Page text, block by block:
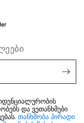
და ვეთანხმები
თანხმობა პირადი